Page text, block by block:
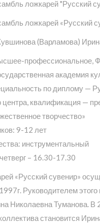
ложкарей "Русский
ложкарей «Русский
(Варламова)
академия
по диплому —
центра, квалификация —
творчество»
9-12 лет
инструментальный
– 16.30-17.30
«Русский сувенир»
Руководителем этого
Николаевна Туманова. В
становится